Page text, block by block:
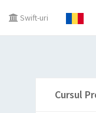
Swift-uri
Cursul